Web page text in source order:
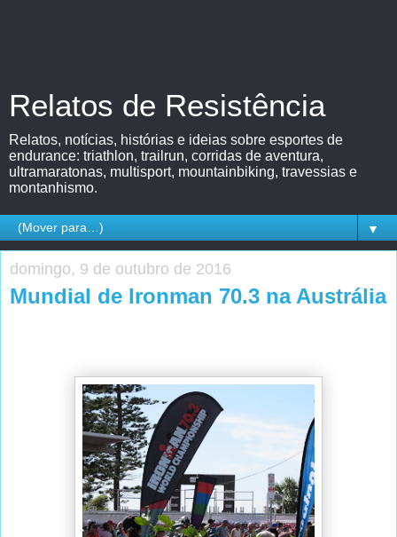
Relatos de Resistência
Relatos, notícias, histórias e ideias sobre esportes de
endurance: triathlon, trailrun, corridas de aventura,
ultramaratonas, multisport, mountainbiking, travessias e
montanhismo.
▼
domingo, 9 de outubro de 2016
Mundial de Ironman 70.3 na Austrália